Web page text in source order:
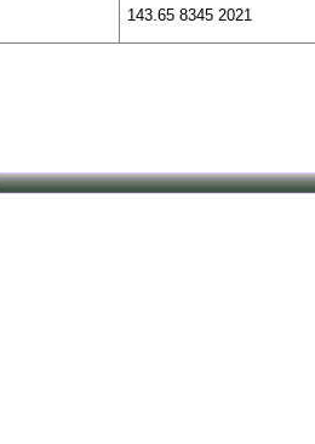
143.65 8345 2021